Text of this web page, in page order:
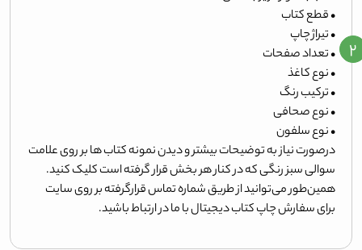
• قطع کتاب
• تیراژ چاپ
• تعداد صفحات
• نوع کاغذ
• ترکیب رنگ
• نوع صحافی
• نوع سلفون
درصورت نیاز به توضیحات بیشتر و دیدن نمونه کتاب ها بر روی علامت
سوالی سبز رنگی که در کنار هر بخش قرار گرفته است کلیک کنید.
همین‌طور می‌توانید از طریق شماره تماس قرارگرفته بر روی سایت
برای سفارش چاپ کتاب دیجیتال با ما در ارتباط باشید.
۲